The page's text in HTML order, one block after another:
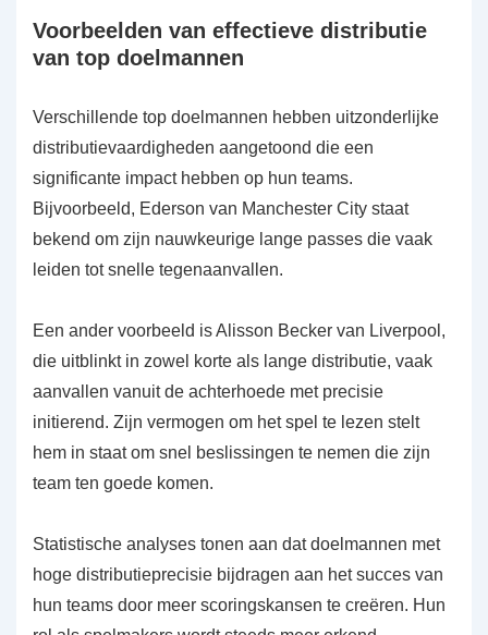
Voorbeelden van effectieve distributie
van top doelmannen
Verschillende top doelmannen hebben uitzonderlijke
distributievaardigheden aangetoond die een
significante impact hebben op hun teams.
Bijvoorbeeld, Ederson van Manchester City staat
bekend om zijn nauwkeurige lange passes die vaak
leiden tot snelle tegenaanvallen.
Een ander voorbeeld is Alisson Becker van Liverpool,
die uitblinkt in zowel korte als lange distributie, vaak
aanvallen vanuit de achterhoede met precisie
initierend. Zijn vermogen om het spel te lezen stelt
hem in staat om snel beslissingen te nemen die zijn
team ten goede komen.
Statistische analyses tonen aan dat doelmannen met
hoge distributieprecisie bijdragen aan het succes van
hun teams door meer scoringskansen te creëren. Hun